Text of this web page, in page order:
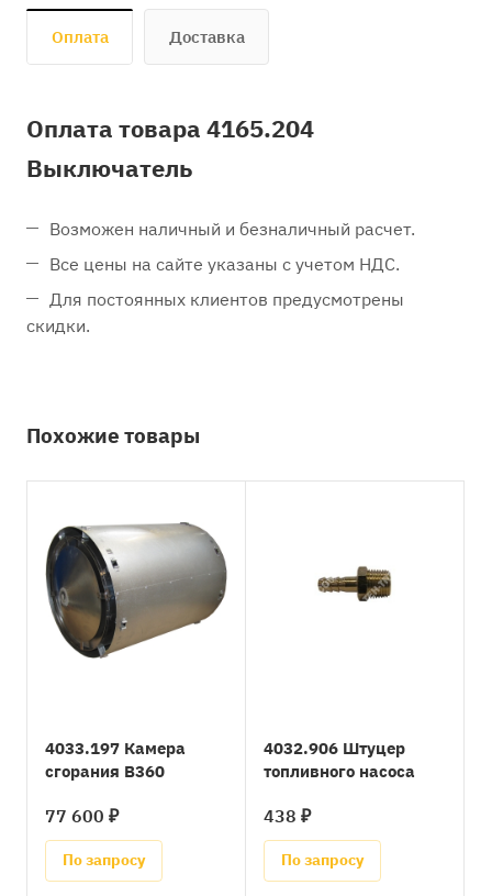
Оплата Доставка
Оплата товара 4165.204
Выключатель
Возможен наличный и безналичный расчет.
Все цены на сайте указаны с учетом НДС.
Для постоянных клиентов предусмотрены
скидки.
Похожие товары
4033.197 Камера
сгорания B360
77 600 ₽
По запросу
4032.906 Штуцер
топливного насоса
438 ₽
По запросу